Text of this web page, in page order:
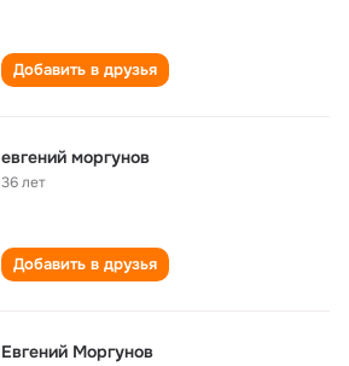
Добавить в друзья
евгений моргунов
36 лет
Добавить в друзья
Евгений Моргунов